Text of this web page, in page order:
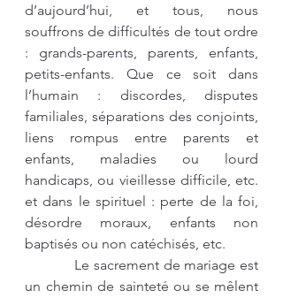
d’aujourd’hui, et tous, nous
souffrons de difficultés de tout ordre
: grands-parents, parents, enfants,
petits-enfants. Que ce soit dans
l’humain : discordes, disputes
familiales, séparations des conjoints,
liens rompus entre parents et
enfants, maladies ou lourd
handicaps, ou vieillesse difficile, etc.
et dans le spirituel : perte de la foi,
désordre moraux, enfants non
baptisés ou non catéchisés, etc.
un chemin de sainteté ou se mêlent